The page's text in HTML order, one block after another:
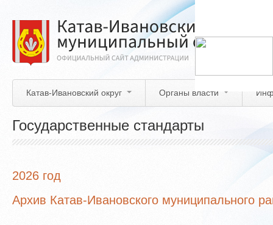
основному
содержанию
Катав-Ивановский округ Органы власти
Государственные стандарты
2026 год
Архив Катав-Ивановского муниципального